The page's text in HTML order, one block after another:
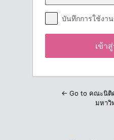
บันทึกการใช้งา
← Go to คณะนิติ
มหาวิ